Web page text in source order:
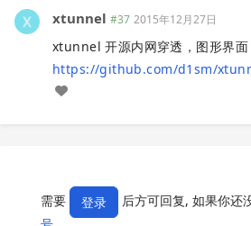
xtunnel #37 2015年12月27日
xtunnel 开源内网穿透，图形界面
https://github.com/d1sm/
需要 登录 后方可回复, 如果你还